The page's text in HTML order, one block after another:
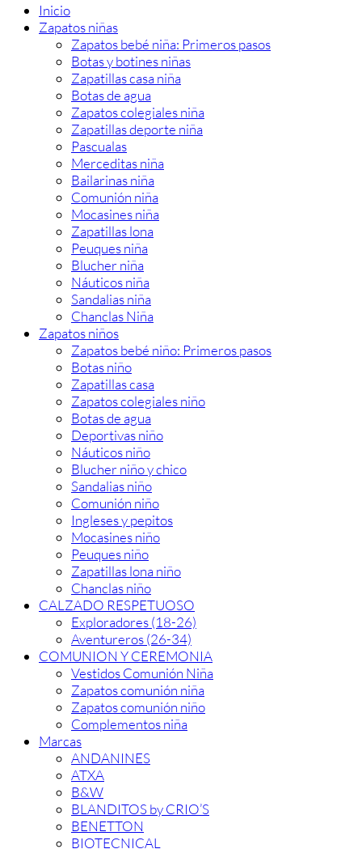
Inicio
Zapatos niñas
Zapatos bebé niña: Primeros pasos
Botas y botines niñas
Zapatillas casa niña
Botas de agua
Zapatos colegiales niña
Zapatillas deporte niña
Pascualas
Merceditas niña
Bailarinas niña
Comunión niña
Mocasines niña
Zapatillas lona
Peuques niña
Blucher niña
Náuticos niña
Sandalias niña
Chanclas Niña
Zapatos niños
Zapatos bebé niño: Primeros pasos
Botas niño
Zapatillas casa
Zapatos colegiales niño
Botas de agua
Deportivas niño
Náuticos niño
Blucher niño y chico
Sandalias niño
Comunión niño
Ingleses y pepitos
Mocasines niño
Peuques niño
Zapatillas lona niño
Chanclas niño
CALZADO RESPETUOSO
Exploradores (18-26)
Aventureros (26-34)
COMUNION Y CEREMONIA
Vestidos Comunión Niña
Zapatos comunión niña
Zapatos comunión niño
Complementos niña
Marcas
ANDANINES
ATXA
B&W
BLANDITOS by CRIO’S
BENETTON
BIOTECNICAL